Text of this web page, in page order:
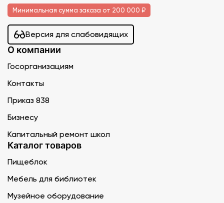
Минимальная сумма заказа от 200 000 ₽
Версия для слабовидящих
О компании
Госорганизациям
Контакты
Приказ 838
Бизнесу
Капитальный ремонт школ
Каталог товаров
Пищеблок
Мебель для библиотек
Музейное оборудование